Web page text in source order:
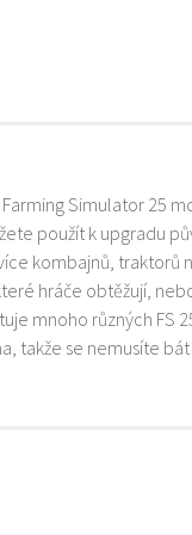
Simulator 25
použít k upgradu
kombajnů, traktorů
hráče obtěžují,
mnoho různých FS
takže se nemusíte